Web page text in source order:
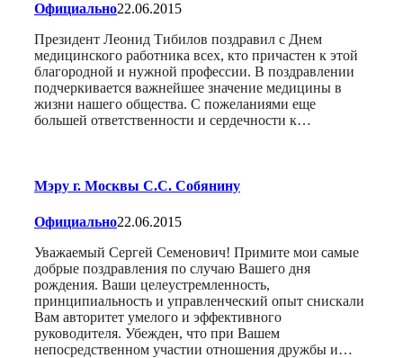
Официально22.06.2015
Президент Леонид Тибилов поздравил с Днем
медицинского работника всех, кто причастен к этой
благородной и нужной профессии. В поздравлении
подчеркивается важнейшее значение медицины в
жизни нашего общества. С пожеланиями еще
большей ответственности и сердечности к…
Мэру г. Москвы С.С. Собянину
Официально22.06.2015
Уважаемый Сергей Семенович! Примите мои самые
добрые поздравления по случаю Вашего дня
рождения. Ваши целеустремленность,
принципиальность и управленческий опыт снискали
Вам авторитет умелого и эффективного
руководителя. Убежден, что при Вашем
непосредственном участии отношения дружбы и…